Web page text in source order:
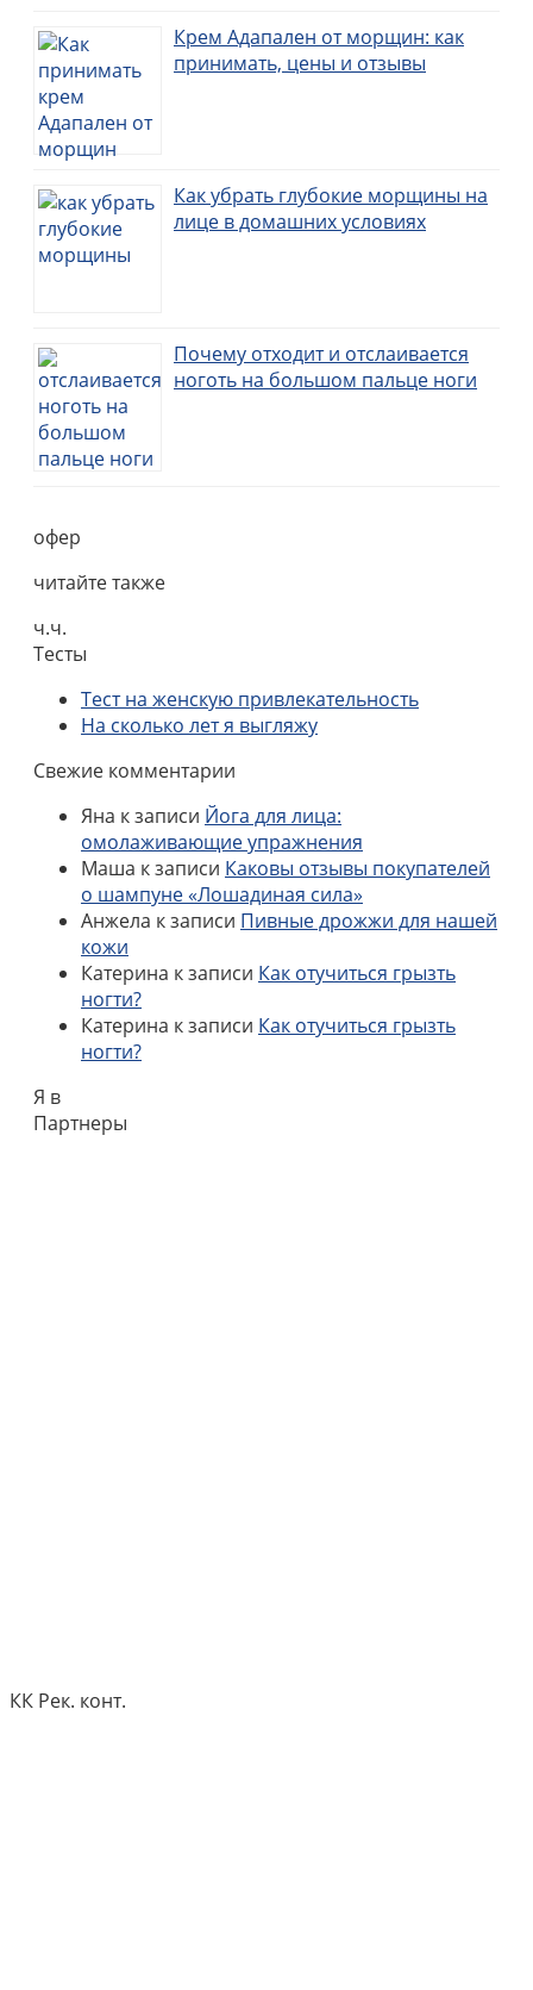
Крем Адапален от морщин: как
принимать, цены и отзывы
Как убрать глубокие морщины на
лице в домашних условиях
Почему отходит и отслаивается
ноготь на большом пальце ноги
офер
читайте также
ч.ч.
Тесты
Тест на женскую привлекательность
На сколько лет я выгляжу
Свежие комментарии
Яна к записи Йога для лица:
омолаживающие упражнения
Маша к записи Каковы отзывы покупателей
о шампуне «Лошадиная сила»
Анжела к записи Пивные дрожжи для нашей
кожи
Катерина к записи Как отучиться грызть
ногти?
Катерина к записи Как отучиться грызть
ногти?
Я в
Партнеры
КК Рек. конт.